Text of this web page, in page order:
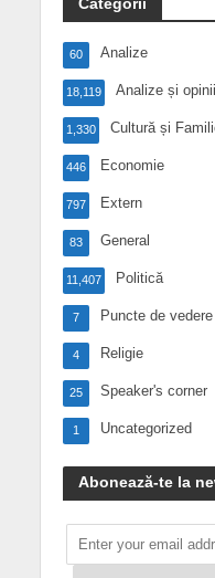
Categorii
Analize
60
Analize și opinii
18,119
Cultură și
1,330
Economie
446
Extern
797
General
83
Politică
11,407
Puncte de vedere
7
Religie
4
Speaker's corner
25
Uncategorized
1
Abonează-te la